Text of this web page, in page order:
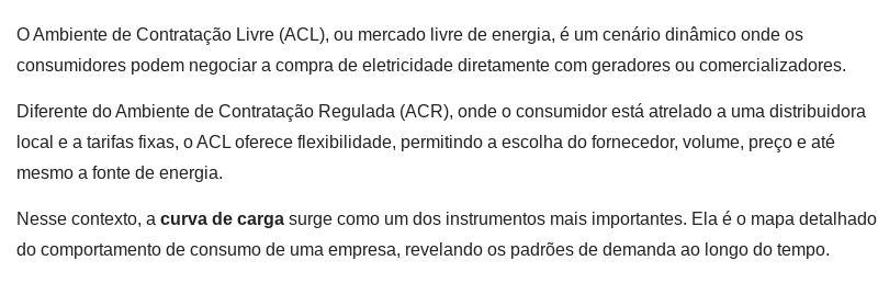
O Ambiente de Contratação Livre (ACL), ou mercado livre de energia, é um cenário dinâmico onde os
consumidores podem negociar a compra de eletricidade diretamente com geradores ou comercializadores.
Diferente do Ambiente de Contratação Regulada (ACR), onde o consumidor está atrelado a uma distribuidora
local e a tarifas fixas, o ACL oferece flexibilidade, permitindo a escolha do fornecedor, volume, preço e até
mesmo a fonte de energia.
Nesse contexto, a curva de carga surge como um dos instrumentos mais importantes. Ela é o mapa detalhado
do comportamento de consumo de uma empresa, revelando os padrões de demanda ao longo do tempo.